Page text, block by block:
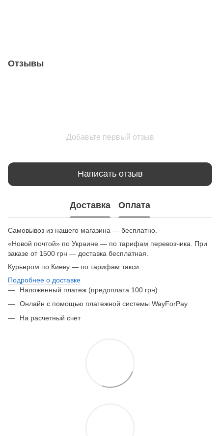
Отзывы
Добавьте первый отзыв
Написать отзыв
Доставка Оплата
Самовывоз из нашего магазина — бесплатно.
«Новой почтой» по Украине — по тарифам перевозчика. При
заказе от 1500 грн — доставка бесплатная.
Курьером по Киеву — по тарифам такси.
Подробнее о доставке
Наложенный платеж (предоплата 100 грн)
Онлайн с помощью платежной системы WayForPay
На расчетный счет